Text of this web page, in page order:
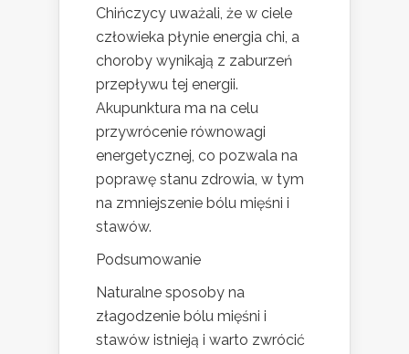
Chińczycy uważali, że w ciele
człowieka płynie energia chi, a
choroby wynikają z zaburzeń
przepływu tej energii.
Akupunktura ma na celu
przywrócenie równowagi
energetycznej, co pozwala na
poprawę stanu zdrowia, w tym
na zmniejszenie bólu mięśni i
stawów.
Podsumowanie
Naturalne sposoby na
złagodzenie bólu mięśni i
stawów istnieją i warto zwrócić